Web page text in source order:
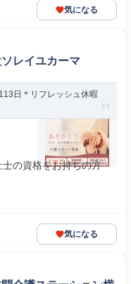
気になる
レイユカーマ
日＊リフレッシュ休暇
の資格をお持ちの方
気になる